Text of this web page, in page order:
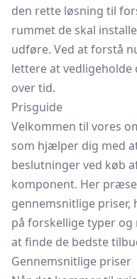
den rette løsning til
rummet de skal
udføre. Ved at forstå
lettere at vedligeholde
over tid.
Prisguide
Velkommen til vores
som hjælper dig med
beslutninger ved køb
komponent. Her
gennemsnitlige priser,
på forskellige typer
at finde de bedste
Gennemsnitlige priser